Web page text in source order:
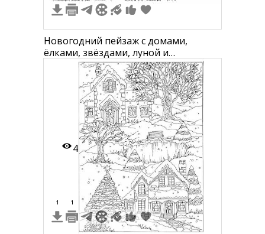
Новогодний пейзаж с домами,
ёлками, звёздами, луной и
снеговиком
4
1 1